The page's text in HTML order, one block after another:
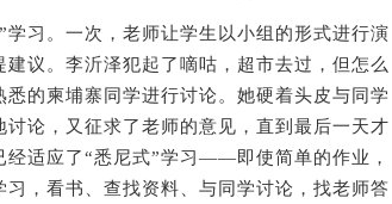
习。一次，老师让学生以小组的形式进行演
议。李沂泽犯起了嘀咕，超市去过，但怎么
的柬埔寨同学进行讨论。她硬着头皮与同学
论，又征求了老师的意见，直到最后一天才
经适应了“悉尼式”学习——即使简单的作业，
，看书、查找资料、与同学讨论，找老师答